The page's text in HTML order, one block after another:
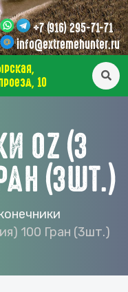
+7 (916) 295-71-71
info@extremehunter.ru
10
OZ (3
(3ШТ.)
100 Гран (3шт.)